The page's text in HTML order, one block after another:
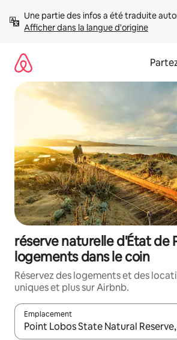
directement
Afficher dans la langue d'origine
réserve naturelle d'État de
logements dans le coin
Réservez des logements et des
uniques et plus sur Airbnb.
Emplacement
Quand les résultats sont affichés,